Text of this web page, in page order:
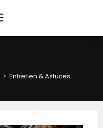
> Entretien & Astuces